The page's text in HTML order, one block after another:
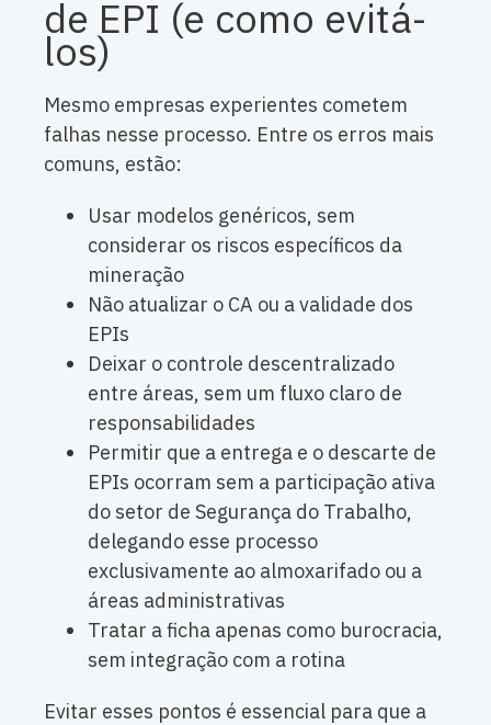
de EPI (e como evitá-
los)
Mesmo empresas experientes cometem
falhas nesse processo. Entre os erros mais
comuns, estão:
Usar modelos genéricos, sem
considerar os riscos específicos da
mineração
Não atualizar o CA ou a validade dos
EPIs
Deixar o controle descentralizado
entre áreas, sem um fluxo claro de
responsabilidades
Permitir que a entrega e o descarte de
EPIs ocorram sem a participação ativa
do setor de Segurança do Trabalho,
delegando esse processo
exclusivamente ao almoxarifado ou a
áreas administrativas
Tratar a ficha apenas como burocracia,
sem integração com a rotina
Evitar esses pontos é essencial para que a